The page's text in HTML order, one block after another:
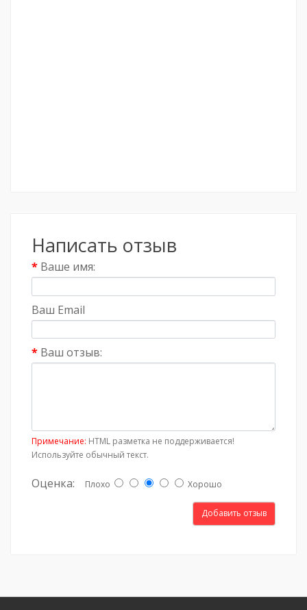
Написать отзыв
Ваше имя:
Ваш Email
Ваш отзыв:
Примечание: HTML разметка не поддерживается!
Используйте обычный текст.
Оценка: Плохо Хорошо
Добавить отзыв